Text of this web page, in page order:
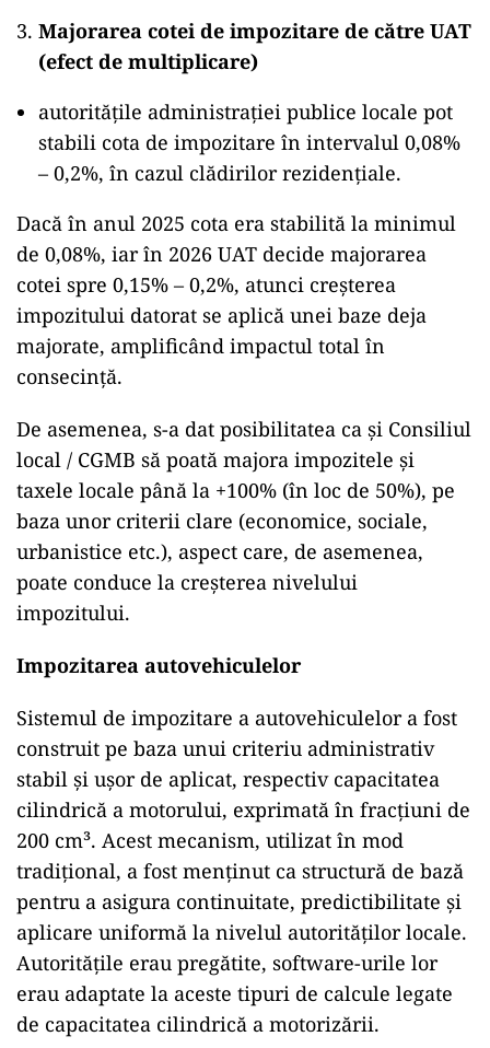
Majorarea cotei de impozitare de către UAT
(efect de multiplicare)
autoritățile administrației publice locale pot
stabili cota de impozitare în intervalul 0,08%
– 0,2%, în cazul clădirilor rezidențiale.
Dacă în anul 2025 cota era stabilită la minimul
de 0,08%, iar în 2026 UAT decide majorarea
cotei spre 0,15% – 0,2%, atunci creșterea
impozitului datorat se aplică unei baze deja
majorate, amplificând impactul total în
consecință.
De asemenea, s-a dat posibilitatea ca și Consiliul
local / CGMB să poată majora impozitele și
taxele locale până la +100% (în loc de 50%), pe
baza unor criterii clare (economice, sociale,
urbanistice etc.), aspect care, de asemenea,
poate conduce la creşterea nivelului
impozitului.
Impozitarea autovehiculelor
Sistemul de impozitare a autovehiculelor a fost
construit pe baza unui criteriu administrativ
stabil și ușor de aplicat, respectiv capacitatea
cilindrică a motorului, exprimată în fracțiuni de
200 cm³. Acest mecanism, utilizat în mod
tradițional, a fost menținut ca structură de bază
pentru a asigura continuitate, predictibilitate și
aplicare uniformă la nivelul autorităților locale.
Autoritățile erau pregătite, software-urile lor
erau adaptate la aceste tipuri de calcule legate
de capacitatea cilindrică a motorizării.